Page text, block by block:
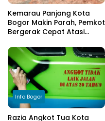
Kemarau Panjang Kota
Bogor Makin Parah, Pemkot
Bergerak Cepat Atasi
Info Bogor
Razia Angkot Tua Kota